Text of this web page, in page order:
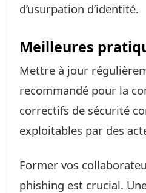
d’usurpation d’identité.
Meilleures
Mettre à jour
recommandé pour la
correctifs de sécurité
exploitables par des
Former vos
phishing est crucial.